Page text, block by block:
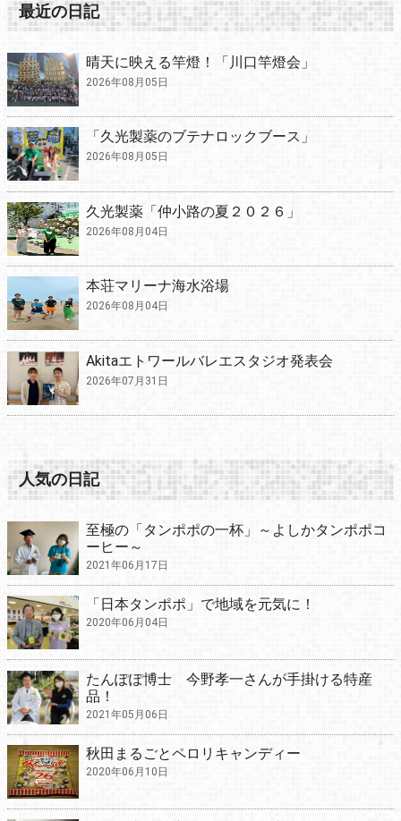
最近の日記
晴天に映える竿燈！「川口竿燈会」
2026年08月05日
「久光製薬のブテナロックブース」
2026年08月05日
久光製薬「仲小路の夏２０２６」
2026年08月04日
本荘マリーナ海水浴場
2026年08月04日
Akitaエトワールバレエスタジオ発表会
2026年07月31日
人気の日記
至極の「タンポポの一杯」～よしかタンポポコ
ーヒー～
2021年06月17日
「日本タンポポ」で地域を元気に！
2020年06月04日
たんぽぽ博士 今野孝一さんが手掛ける特産
品！
2021年05月06日
秋田まるごとペロリキャンディー
2020年06月10日